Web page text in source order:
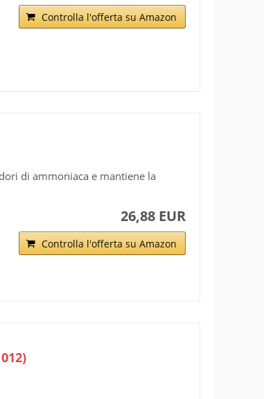
Controlla l'offerta su Amazon
di ammoniaca e mantiene la
26,88 EUR
Controlla l'offerta su Amazon